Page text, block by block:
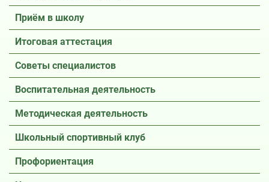
Приём в школу
Итоговая аттестация
Советы специалистов
Воспитательная деятельность
Методическая деятельность
Школьный спортивный клуб
Профориентация